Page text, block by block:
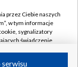
przez Ciebie naszych
w tym informacje
sygnalizatory
świadczenie